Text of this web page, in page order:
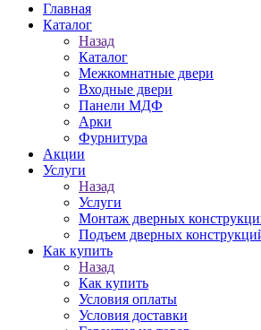
Главная
Каталог
Назад
Каталог
Межкомнатные двери
Входные двери
Панели МДФ
Арки
Фурнитура
Акции
Услуги
Назад
Услуги
Монтаж дверных
Подъем дверных
Как купить
Назад
Как купить
Условия оплаты
Условия доставки